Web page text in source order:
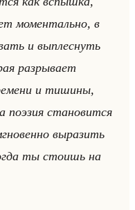
моментально, в
и выплеснуть
разрывает
и тишины,
становится
выразить
ты стоишь на